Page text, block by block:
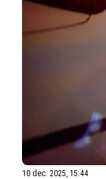
10 dec. 2025, 15:44